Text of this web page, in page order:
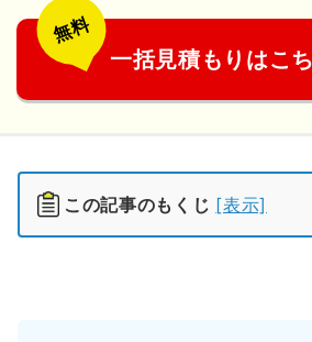
無料
一括見積もりはこ
この記事のもくじ [表示]